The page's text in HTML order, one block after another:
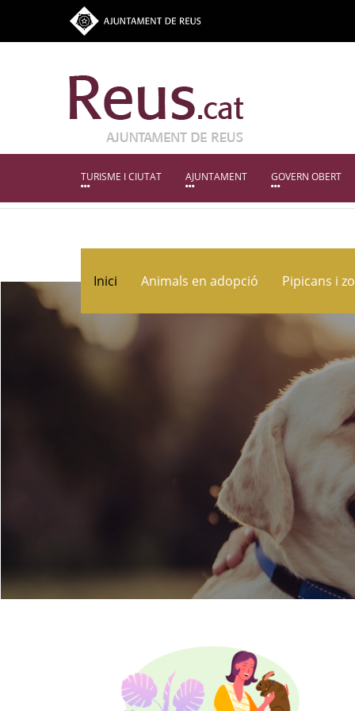
TURISME I CIUTAT AJUNTAMENT GOVERN OBERT
Inici Animals en adopció Pipicans i